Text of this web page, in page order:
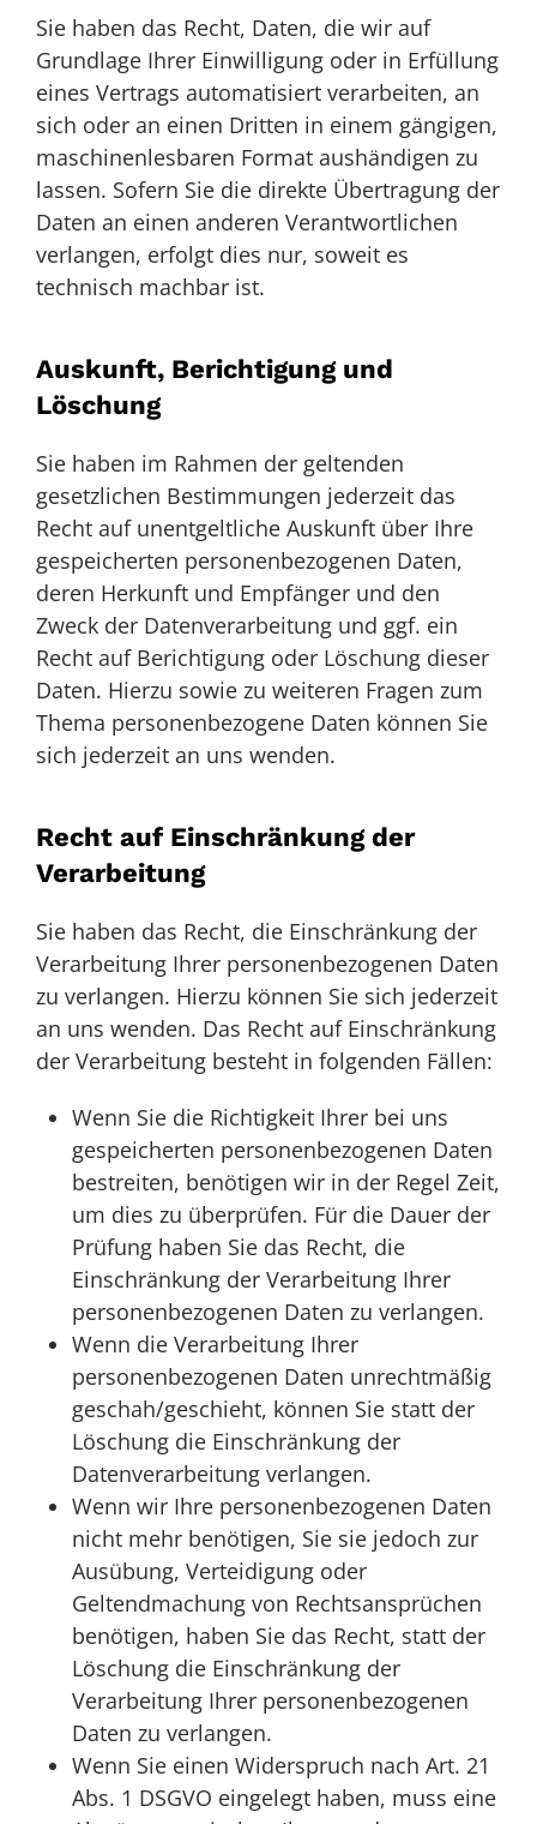
Sie haben das Recht, Daten, die wir auf
Grundlage Ihrer Einwilligung oder in Erfüllung
eines Vertrags automatisiert verarbeiten, an
sich oder an einen Dritten in einem gängigen,
maschinenlesbaren Format aushändigen zu
lassen. Sofern Sie die direkte Übertragung der
Daten an einen anderen Verantwortlichen
verlangen, erfolgt dies nur, soweit es
technisch machbar ist.
Auskunft, Berichtigung und
Löschung
Sie haben im Rahmen der geltenden
gesetzlichen Bestimmungen jederzeit das
Recht auf unentgeltliche Auskunft über Ihre
gespeicherten personenbezogenen Daten,
deren Herkunft und Empfänger und den
Zweck der Datenverarbeitung und ggf. ein
Recht auf Berichtigung oder Löschung dieser
Daten. Hierzu sowie zu weiteren Fragen zum
Thema personenbezogene Daten können Sie
sich jederzeit an uns wenden.
Recht auf Einschränkung der
Verarbeitung
Sie haben das Recht, die Einschränkung der
Verarbeitung Ihrer personenbezogenen Daten
zu verlangen. Hierzu können Sie sich jederzeit
an uns wenden. Das Recht auf Einschränkung
der Verarbeitung besteht in folgenden Fällen:
Wenn Sie die Richtigkeit Ihrer bei uns
gespeicherten personenbezogenen Daten
bestreiten, benötigen wir in der Regel Zeit,
um dies zu überprüfen. Für die Dauer der
Prüfung haben Sie das Recht, die
Einschränkung der Verarbeitung Ihrer
personenbezogenen Daten zu verlangen.
Wenn die Verarbeitung Ihrer
personenbezogenen Daten unrechtmäßig
geschah/geschieht, können Sie statt der
Löschung die Einschränkung der
Datenverarbeitung verlangen.
Wenn wir Ihre personenbezogenen Daten
nicht mehr benötigen, Sie sie jedoch zur
Ausübung, Verteidigung oder
Geltendmachung von Rechtsansprüchen
benötigen, haben Sie das Recht, statt der
Löschung die Einschränkung der
Verarbeitung Ihrer personenbezogenen
Daten zu verlangen.
Wenn Sie einen Widerspruch nach Art. 21
Abs. 1 DSGVO eingelegt haben, muss eine